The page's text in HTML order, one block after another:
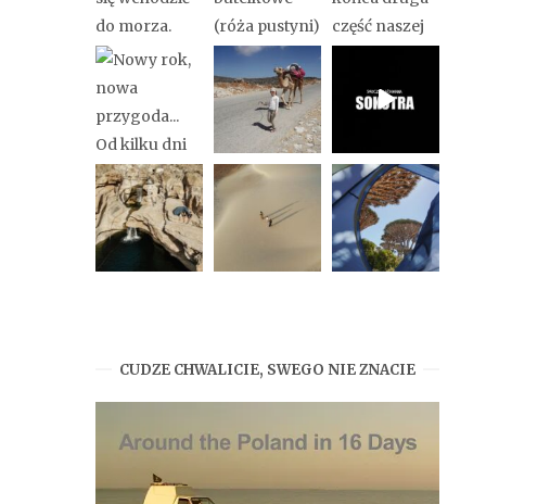
CUDZE CHWALICIE, SWEGO NIE ZNACIE